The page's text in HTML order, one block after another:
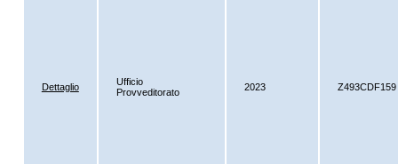
Dettaglio
Ufficio
Provveditorato
2023 Z493CDF159